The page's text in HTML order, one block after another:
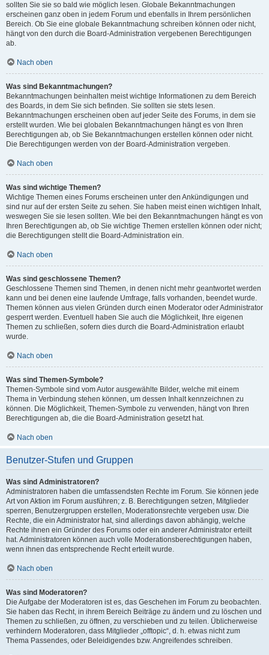
sollten Sie sie so bald wie möglich lesen. Globale Bekanntmachungen
erscheinen ganz oben in jedem Forum und ebenfalls in Ihrem persönlichen
Bereich. Ob Sie eine globale Bekanntmachung schreiben können oder nicht,
hängt von den durch die Board-Administration vergebenen Berechtigungen
ab.
Nach oben
Was sind Bekanntmachungen?
Bekanntmachungen beinhalten meist wichtige Informationen zu dem Bereich
des Boards, in dem Sie sich befinden. Sie sollten sie stets lesen.
Bekanntmachungen erscheinen oben auf jeder Seite des Forums, in dem sie
erstellt wurden. Wie bei globalen Bekanntmachungen hängt es von Ihren
Berechtigungen ab, ob Sie Bekanntmachungen erstellen können oder nicht.
Die Berechtigungen werden von der Board-Administration vergeben.
Nach oben
Was sind wichtige Themen?
Wichtige Themen eines Forums erscheinen unter den Ankündigungen und
sind nur auf der ersten Seite zu sehen. Sie haben meist einen wichtigen Inhalt,
weswegen Sie sie lesen sollten. Wie bei den Bekanntmachungen hängt es von
Ihren Berechtigungen ab, ob Sie wichtige Themen erstellen können oder nicht;
die Berechtigungen stellt die Board-Administration ein.
Nach oben
Was sind geschlossene Themen?
Geschlossene Themen sind Themen, in denen nicht mehr geantwortet werden
kann und bei denen eine laufende Umfrage, falls vorhanden, beendet wurde.
Themen können aus vielen Gründen durch einen Moderator oder Administrator
gesperrt werden. Eventuell haben Sie auch die Möglichkeit, Ihre eigenen
Themen zu schließen, sofern dies durch die Board-Administration erlaubt
wurde.
Nach oben
Was sind Themen-Symbole?
Themen-Symbole sind vom Autor ausgewählte Bilder, welche mit einem
Thema in Verbindung stehen können, um dessen Inhalt kennzeichnen zu
können. Die Möglichkeit, Themen-Symbole zu verwenden, hängt von Ihren
Berechtigungen ab, die die Board-Administration gesetzt hat.
Nach oben
Benutzer-Stufen und Gruppen
Was sind Administratoren?
Administratoren haben die umfassendsten Rechte im Forum. Sie können jede
Art von Aktion im Forum ausführen; z. B. Berechtigungen setzen, Mitglieder
sperren, Benutzergruppen erstellen, Moderationsrechte vergeben usw. Die
Rechte, die ein Administrator hat, sind allerdings davon abhängig, welche
Rechte ihnen ein Gründer des Forums oder ein anderer Administrator erteilt
hat. Administratoren können auch volle Moderationsberechtigungen haben,
wenn ihnen das entsprechende Recht erteilt wurde.
Nach oben
Was sind Moderatoren?
Die Aufgabe der Moderatoren ist es, das Geschehen im Forum zu beobachten.
Sie haben das Recht, in ihrem Bereich Beiträge zu ändern und zu löschen und
Themen zu schließen, zu öffnen, zu verschieben und zu teilen. Üblicherweise
verhindern Moderatoren, dass Mitglieder „offtopic“, d. h. etwas nicht zum
Thema Passendes, oder Beleidigendes bzw. Angreifendes schreiben.